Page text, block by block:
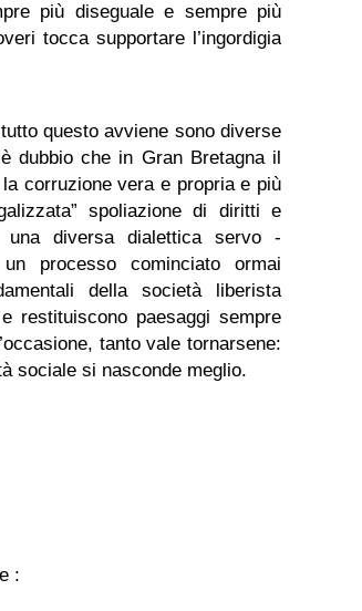
più diseguale e sempre più
tocca supportare l’ingordigia
questo avviene sono diverse
dubbio che in Gran Bretagna il
corruzione vera e propria e più
spoliazione di diritti e
diversa dialettica servo -
processo cominciato ormai
della società liberista
restituiscono paesaggi sempre
tanto vale tornarsene:
sociale si nasconde meglio.
: